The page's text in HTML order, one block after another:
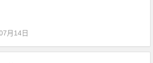
月14日